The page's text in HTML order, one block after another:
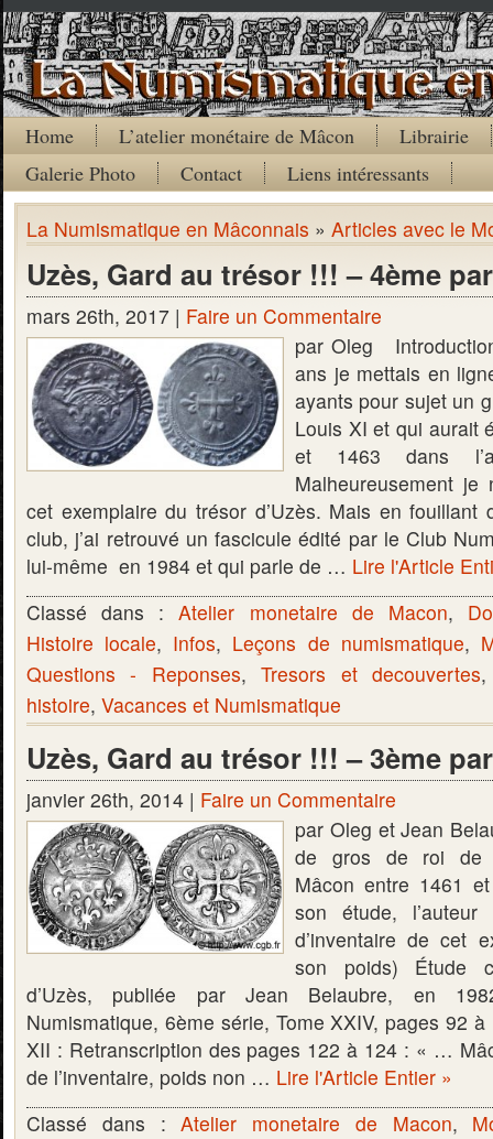
Home L’atelier monétaire de Mâcon
Librairie
Galerie Photo
Contact Liens intéressants
La Numismatique en Mâconnais » Articles avec le
Uzès, Gard au trésor !!! – 4ème
mars 26th, 2017 | Faire un Commentaire
par Oleg
ans je mettais en
ayants pour sujet un
Louis XI et qui aurait
et 1463 dans
Malheureusement je
cet exemplaire du trésor d’Uzès. Mais en fouillant
club, j’ai retrouvé un fascicule édité par le Club
lui-même en 1984 et qui parle de … Lire l'Article
Classé dans :Atelier monetaire de Macon,
Histoire locale, Infos, Leçons de numismatique,
Questions - Reponses,Tresors et decouvertes
histoire, Vacances et Numismatique
Uzès, Gard au trésor !!! – 3ème
janvier 26th, 2014 | Faire un Commentaire
par Oleg et Jean
de gros de roi de
Mâcon entre 1461
son étude,
d’inventaire de cet
son poids) Étude
d’Uzès, publiée par Jean Belaubre, en
Numismatique, 6ème série, Tome XXIV, pages 92
XII : Retranscription des pages 122 à 124 : « …
de l’inventaire, poids non … Lire l'Article Entier »
Classé dans :Atelier monetaire de Macon,